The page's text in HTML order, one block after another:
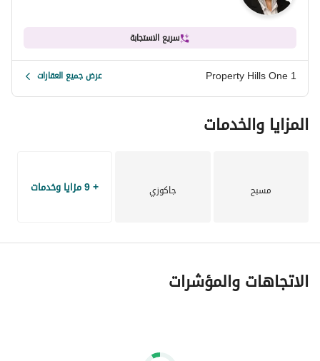
سريع الاستجابة
Property Hills One 1 عرض جميع العقارات
المزايا والخدمات
مسبح جاكوزي + 9 مزايا وخدمات
الاتجاهات والمؤشرات